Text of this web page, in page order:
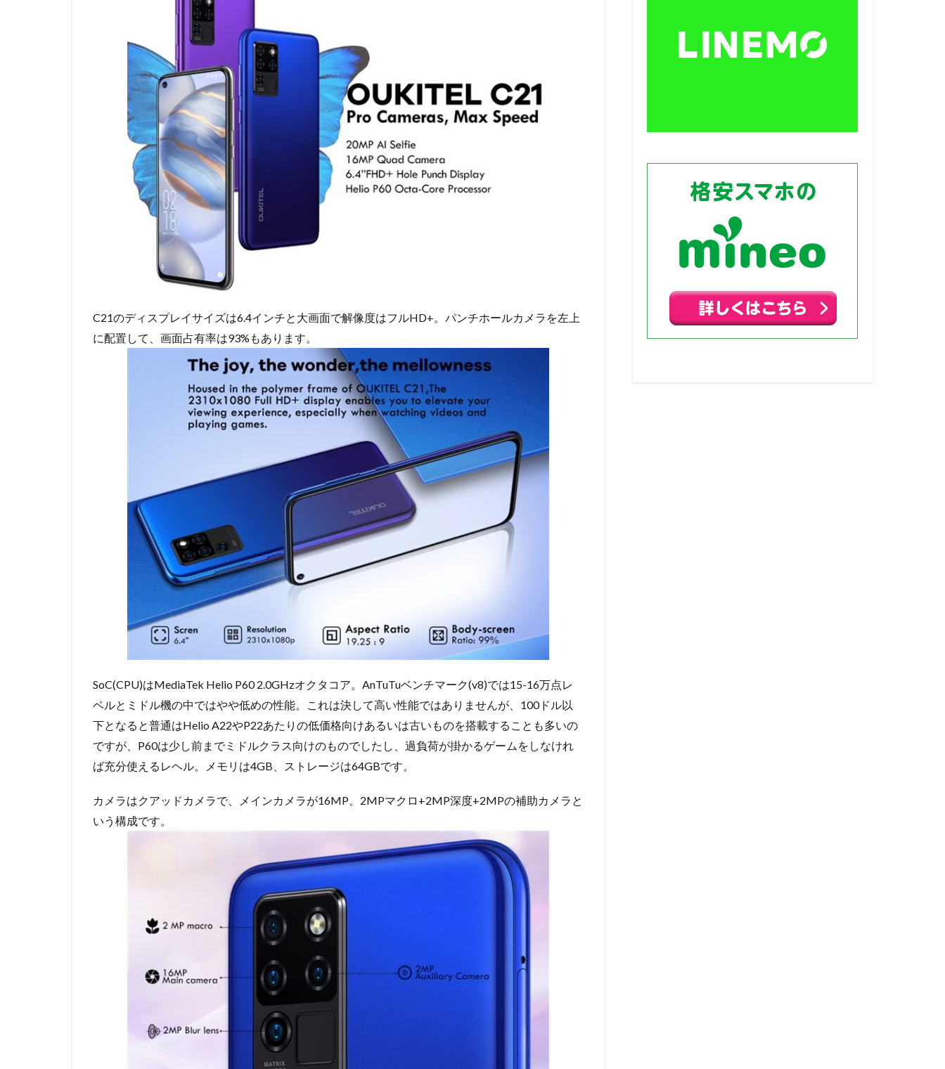
C21のディスプレイサイズは6.4インチと大画面で解像度はフルHD+。パンチホールカメラを左上
に配置して、画面占有率は93%もあります。
SoC(CPU)はMediaTek Helio P60 2.0GHzオクタコア。AnTuTuベンチマーク(v8)では15-16万点レ
ベルとミドル機の中ではやや低めの性能。これは決して高い性能ではありませんが、100ドル以
下となると普通はHelio A22やP22あたりの低価格向けあるいは古いものを搭載することも多いの
ですが、P60は少し前までミドルクラス向けのものでしたし、過負荷が掛かるゲームをしなけれ
ば充分使えるレヘル。メモリは4GB、ストレージは64GBです。
カメラはクアッドカメラで、メインカメラが16MP。2MPマクロ+2MP深度+2MPの補助カメラと
いう構成です。